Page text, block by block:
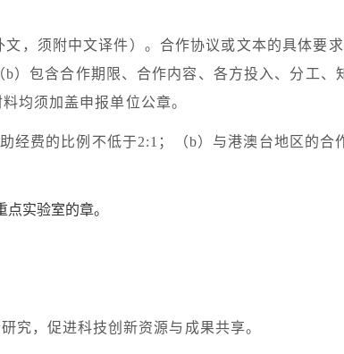
，须附中文译件）。合作协议或文本的具体要
b）包含合作期限、合作内容、各方投入、分工、
均须加盖申报单位公章。
经费的比例不低于2:1 ；（b）与港澳台地区的合
实验室的章。
究，促进科技创新资源与成果共享。